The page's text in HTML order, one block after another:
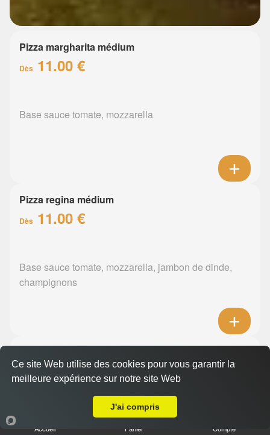
Pizza margharita médium
Dès 11.00 €
Base sauce tomate, mozzarella
Pizza regina médium
Dès 11.00 €
Base sauce tomate, mozzarella, jambon de dinde,
champignons
Dès 11.00 €
Base sauce tomate, mozzarella, merguez, poivrons
Accueil Panier Compte
Ce site Web utilise des cookies pour vous garantir la
meilleure expérience sur notre site Web
J'ai compris